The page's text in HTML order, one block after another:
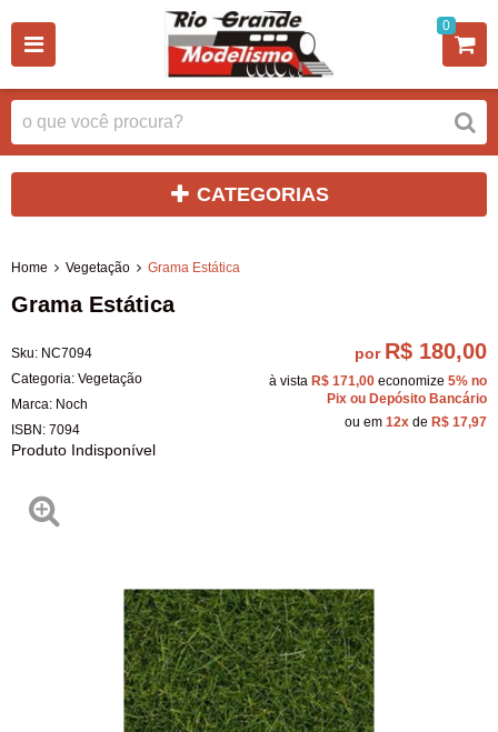
0
CATEGORIAS
Home Vegetação Grama Estática
Grama Estática
Sku: NC7094
Categoria: Vegetação
Marca: Noch
ISBN: 7094
Produto Indisponível
por R$ 180,00
à vista R$ 171,00 economize 5% no
Pix ou Depósito Bancário
ou em 12x de R$ 17,97